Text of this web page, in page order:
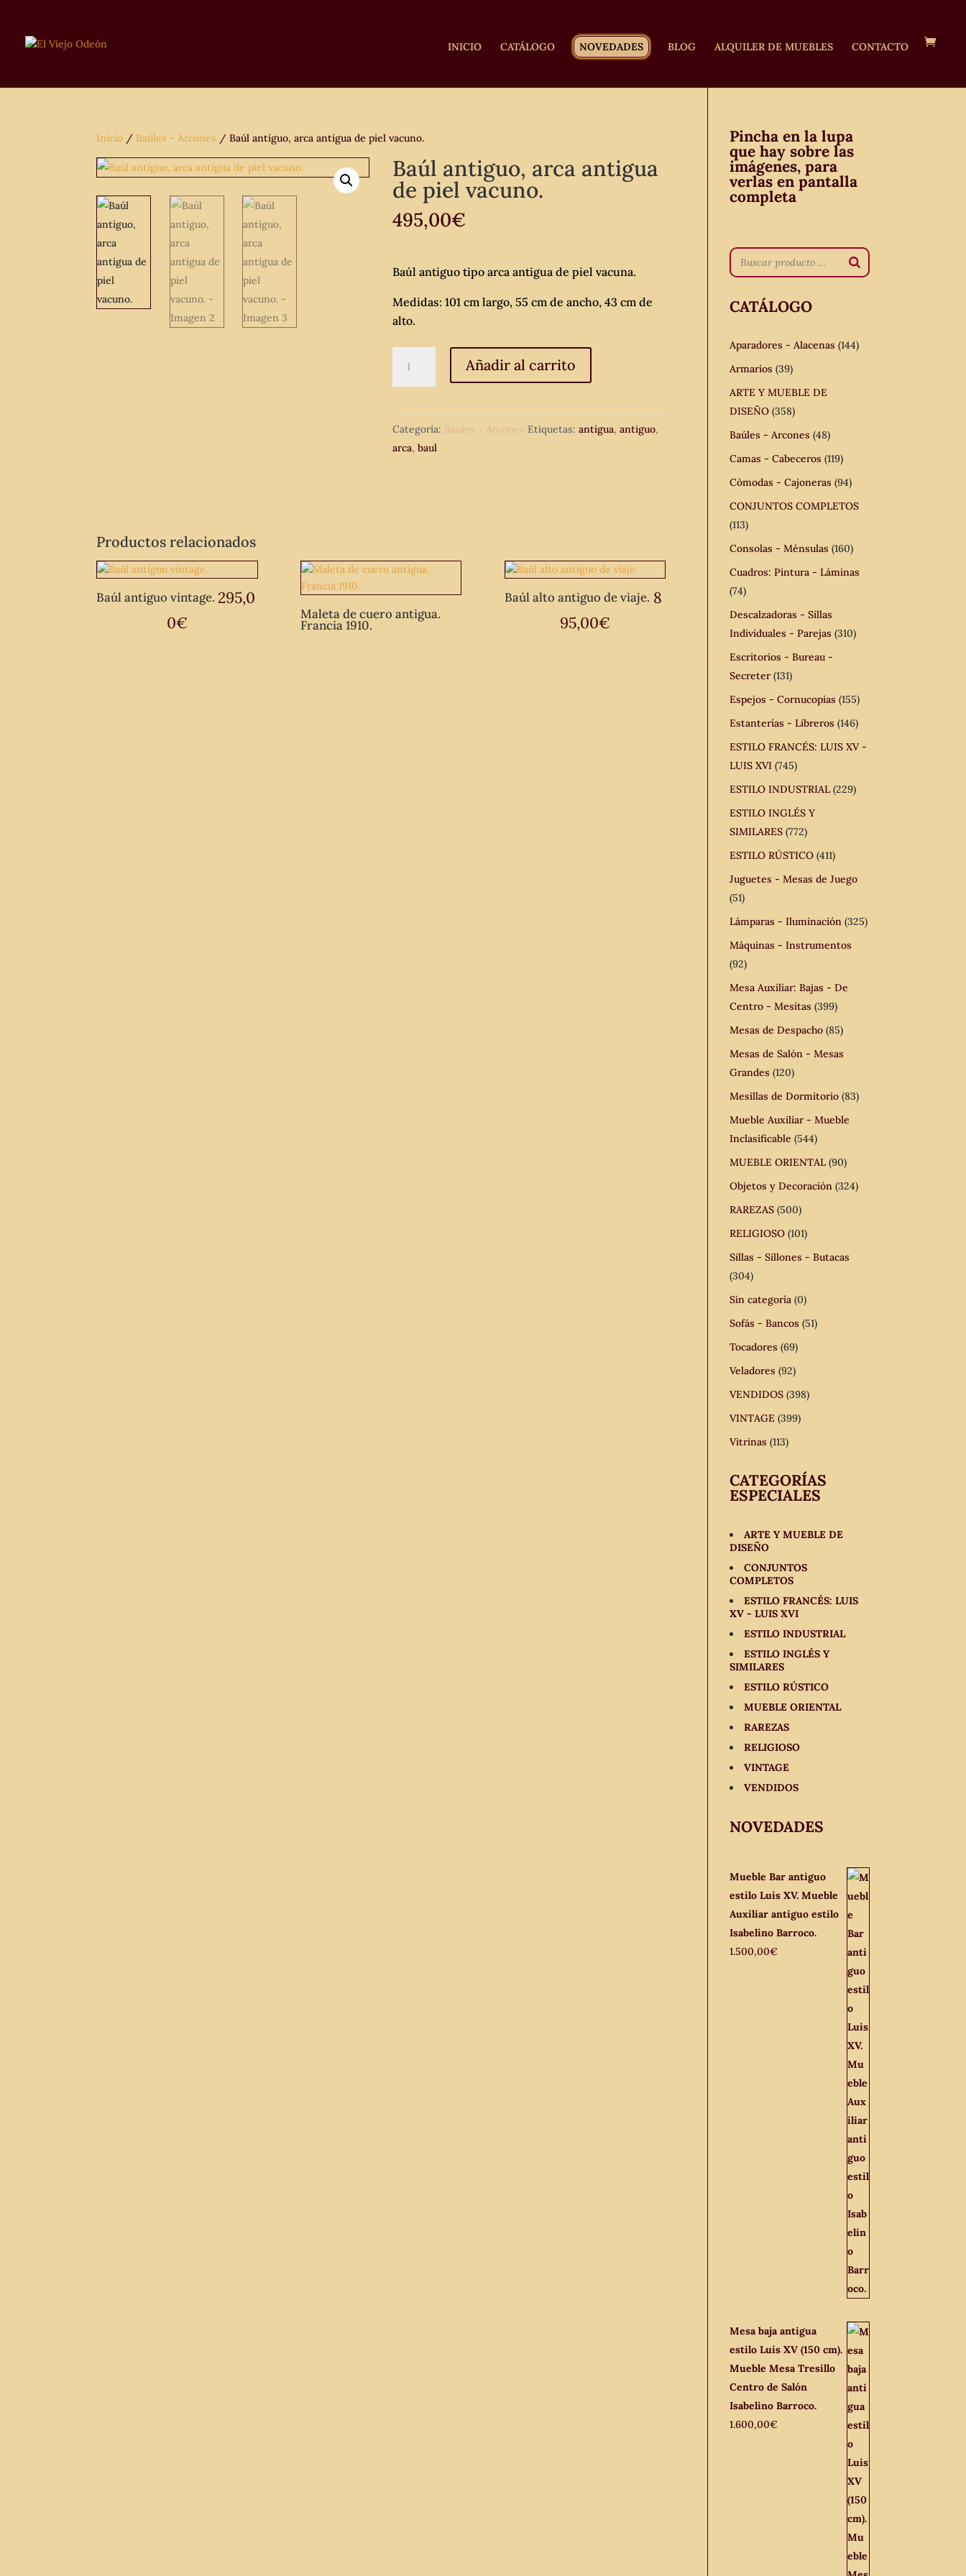
INICIO CATÁLOGO NOVEDADES BLOG ALQUILER DE MUEBLES CONTACTO
Inicio / Baúles - Arcones / Baúl antiguo, arca antigua de piel vacuno.
Baúl antiguo, arca antigua
de piel vacuno.
495,00€
Baúl antiguo tipo arca antigua de piel vacuna.
Medidas: 101 cm largo, 55 cm de ancho, 43 cm de
alto.
antiguo,
antigua
de
piel
Añadir al carrito
Categoría: Baúles - Arcones Etiquetas:antigua,antiguo,
arca,baul
Productos relacionados
Baúl antiguo vintage. 295,0
0€ Maleta de cuero antigua.
Francia 1910.
Baúl alto antiguo de viaje. 8
95,00€
Pincha en la lupa
que hay sobre las
imágenes, para
verlas en pantalla
completa
CATÁLOGO
Aparadores - Alacenas (144)
Armarios (39)
ARTE Y MUEBLE DE
DISEÑO (358)
Baúles - Arcones (48)
Camas - Cabeceros (119)
Cómodas - Cajoneras (94)
CONJUNTOS COMPLETOS
(113)
Consolas - Ménsulas (160)
Cuadros: Pintura - Láminas
(74)
Descalzadoras - Sillas
Individuales - Parejas (310)
Escritorios - Bureau -
Secreter (131)
Espejos - Cornucopias (155)
Estanterías - Libreros (146)
ESTILO FRANCÉS: LUIS XV -
LUIS XVI (745)
ESTILO INDUSTRIAL (229)
ESTILO INGLÉS Y
SIMILARES (772)
ESTILO RÚSTICO (411)
Juguetes - Mesas de Juego
(51)
Lámparas - Iluminación (325)
Máquinas - Instrumentos
(92)
Mesa Auxiliar: Bajas - De
Centro - Mesitas (399)
Mesas de Despacho (85)
Mesas de Salón - Mesas
Grandes (120)
Mesillas de Dormitorio (83)
Mueble Auxiliar - Mueble
Inclasificable (544)
MUEBLE ORIENTAL (90)
Objetos y Decoración (324)
RAREZAS (500)
RELIGIOSO (101)
Sillas - Sillones - Butacas
(304)
Sin categoría (0)
Sofás - Bancos (51)
Tocadores (69)
Veladores (92)
VENDIDOS (398)
VINTAGE (399)
Vitrinas (113)
CATEGORÍAS
ESPECIALES
ARTE Y MUEBLE DE
DISEÑO
CONJUNTOS
COMPLETOS
ESTILO FRANCÉS: LUIS
XV - LUIS XVI
ESTILO INDUSTRIAL
ESTILO INGLÉS Y
SIMILARES
ESTILO RÚSTICO
MUEBLE ORIENTAL
RAREZAS
RELIGIOSO
VINTAGE
VENDIDOS
NOVEDADES
Mueble Bar antiguo
estilo Luis XV. Mueble
Auxiliar antiguo estilo
Isabelino Barroco.
1.500,00€
Mesa baja antigua
estilo Luis XV (150 cm).
Mueble Mesa Tresillo
Centro de Salón
Isabelino Barroco.
1.600,00€